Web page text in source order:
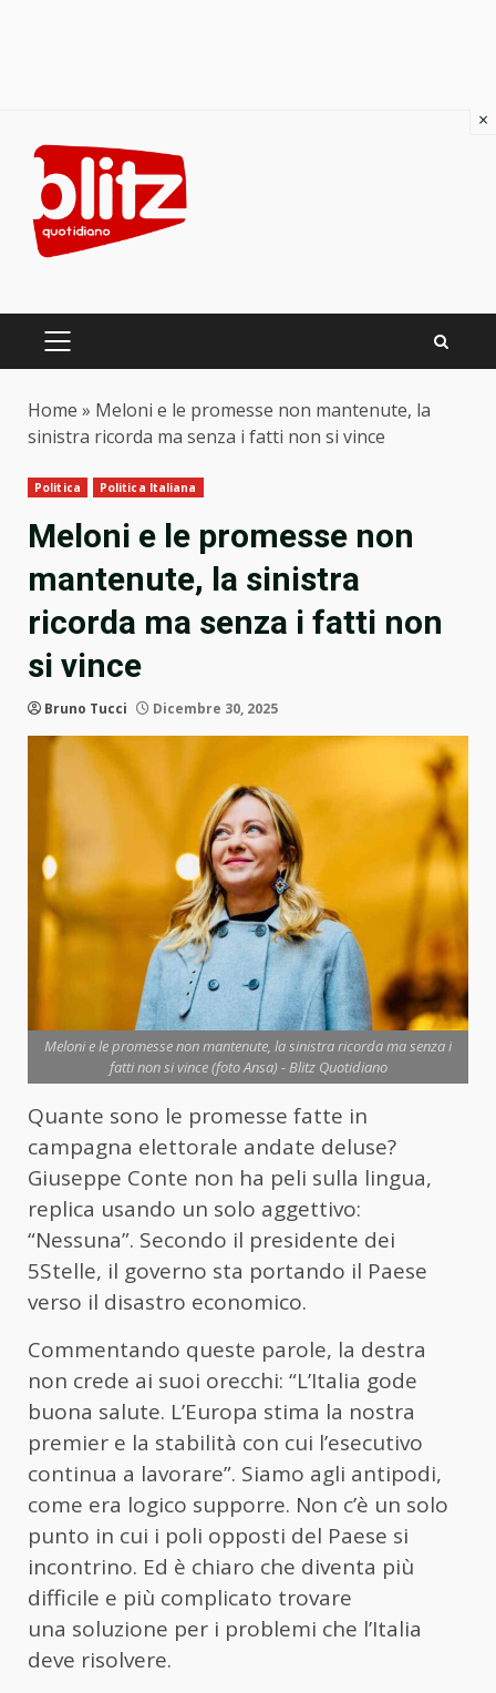
content
PRIMARY
Home » Meloni e le promesse non mantenute, la
sinistra ricorda ma senza i fatti non si vince
Politica Politica Italiana
Meloni e le promesse non
mantenute, la sinistra
ricorda ma senza i fatti non
si vince
Bruno Tucci Dicembre 30, 2025
Meloni e le promesse non mantenute, la sinistra ricorda ma senza i
fatti non si vince (foto Ansa) - Blitz Quotidiano
Quante sono le promesse fatte in
campagna elettorale andate deluse?
Giuseppe Conte non ha peli sulla lingua,
replica usando un solo aggettivo:
“Nessuna”. Secondo il presidente dei
5Stelle, il governo sta portando il Paese
verso il disastro economico.
Commentando queste parole, la destra
non crede ai suoi orecchi: “L’Italia gode
buona salute. L’Europa stima la nostra
premier e la stabilità con cui l’esecutivo
continua a lavorare”. Siamo agli antipodi,
come era logico supporre. Non c’è un solo
punto in cui i poli opposti del Paese si
incontrino. Ed è chiaro che diventa più
difficile e più complicato trovare
una soluzione per i problemi che l’Italia
deve risolvere.
×